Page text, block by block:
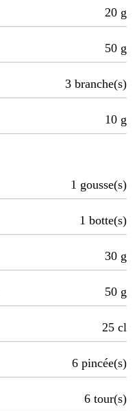
20 g
50 g
3 branche(s)
10 g
1 gousse(s)
1 botte(s)
30 g
50 g
25 cl
6 pincée(s)
6 tour(s)